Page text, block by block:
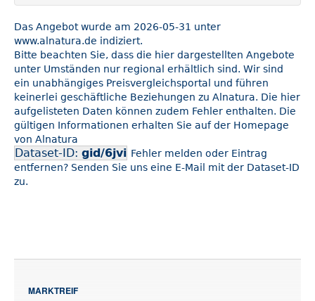
Das Angebot wurde am 2026-05-31 unter
www.alnatura.de indiziert.
Bitte beachten Sie, dass die hier dargestellten Angebote
unter Umständen nur regional erhältlich sind. Wir sind
ein unabhängiges Preisvergleichsportal und führen
keinerlei geschäftliche Beziehungen zu Alnatura. Die hier
aufgelisteten Daten können zudem Fehler enthalten. Die
gültigen Informationen erhalten Sie auf der Homepage
von Alnatura
Dataset-ID: gid/6jvi Fehler melden oder Eintrag
entfernen? Senden Sie uns eine E-Mail mit der Dataset-ID
zu.
MARKTREIF